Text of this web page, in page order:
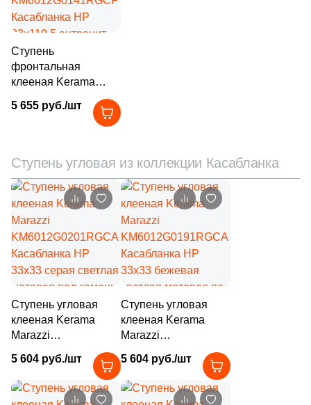
ProConcept (20
Protiles (12)
14 )
Ragno ( 143
Realistik (260)
Realonda (
Refin (50)
Rex Ceramiche (
Ribesalbes Ceramica ( 54)
Rino Seramik (
Roberto Cavalli (10)
Roca (40)
Ступень
фронтальная
клееная Kerama
KM6012G0141RGCF
матовая под камень
5 655 руб./шт
Ступень угловая из коллекции Касабланка
Ступень угловая
клееная Kerama
Marazzi
KM6012G0201RGCA
Касабланка HP
33x33 серая светлая
матовая под камень
5 604 руб./шт
Ступень угловая
клееная Kerama
Marazzi
KM6012G0191RGCA
Касабланка HP
33x33 бежевая
светлая матовая под
5 604 руб./шт